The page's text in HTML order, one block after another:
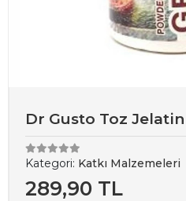
Dr Gusto Toz
Kategori: Katkı Malzemeleri
289,90 TL